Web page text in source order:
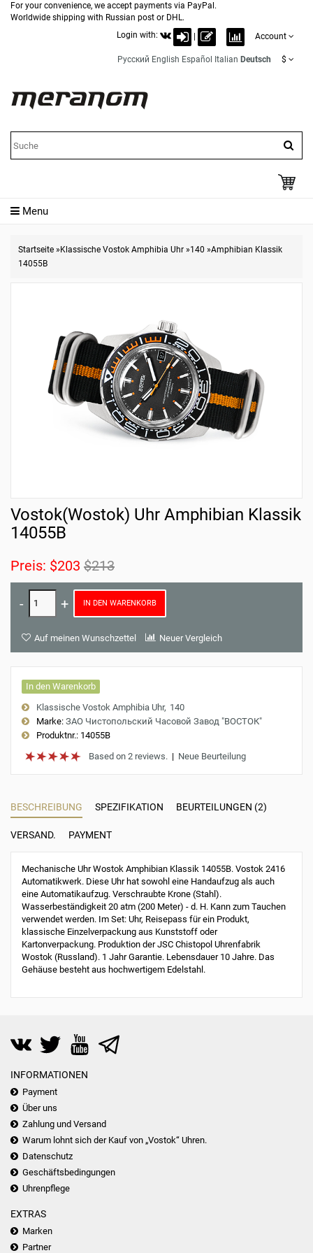
For your convenience, we accept payments via PayPal.
Worldwide shipping with Russian post or DHL.
Login with:
Account
Русский English Español Italian Deutsch $
Menu
Startseite » Klassische Vostok Amphibia Uhr »140 »Amphibian Klassik
14055B
Vostok(Wostok) Uhr Amphibian Klassik
14055B
Preis: $203 $213
IN DEN WARENKORB
Auf meinen Wunschzettel Neuer Vergleich
In den Warenkorb
Klassische Vostok Amphibia Uhr 140
Marke: ЗАО Чистопольский Часовой Завод "ВОСТОК"
Produktnr.: 14055B
Based on 2 reviews. | Neue Beurteilung
BESCHREIBUNG SPEZIFIKATION BEURTEILUNGEN (2)
VERSAND. PAYMENT
Mechanische Uhr Wostok Amphibian Klassik 14055B. Vostok 2416
Automatikwerk. Diese Uhr hat sowohl eine Handaufzug als auch
eine Automatikaufzug. Verschraubte Krone (Stahl).
Wasserbeständigkeit 20 atm (200 Meter) - d. H. Kann zum Tauchen
verwendet werden. Im Set: Uhr, Reisepass für ein Produkt,
klassische Einzelverpackung aus Kunststoff oder
Kartonverpackung. Produktion der JSC Chistopol Uhrenfabrik
Wostok (Russland). 1 Jahr Garantie. Lebensdauer 10 Jahre. Das
Gehäuse besteht aus hochwertigem Edelstahl.
INFORMATIONEN
Payment
Über uns
Zahlung und Versand
Warum lohnt sich der Kauf von „Vostok“ Uhren.
Datenschutz
Geschäftsbedingungen
Uhrenpflege
EXTRAS
Marken
Partner